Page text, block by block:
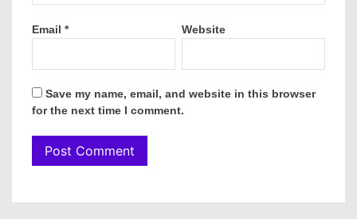
Email * Website
Save my name, email, and website in this browser
for the next time I comment.